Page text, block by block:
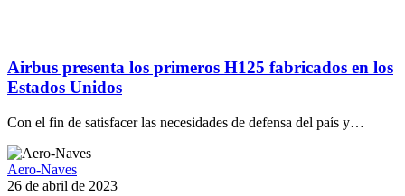
Airbus presenta los primeros H125 fabricados en los
Estados Unidos
Con el fin de satisfacer las necesidades de defensa del país y…
Aero-Naves
26 de abril de 2023